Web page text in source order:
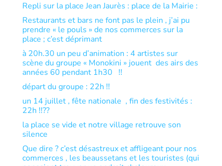
Repli sur la place Jean Jaurès : place de la Mairie :
Restaurants et bars ne font pas le plein , j’ai pu
prendre « le pouls » de nos commerces sur la
place ; c’est déprimant
à 20h.30 un peu d’animation : 4 artistes sur
scène du groupe « Monokini » jouent des airs des
années 60 pendant 1h30 !!
départ du groupe : 22h !!
un 14 juillet , fête nationale , fin des festivités :
22h !!??
la place se vide et notre village retrouve son
silence
Que dire ? c’est désastreux et affligeant pour nos
commerces , les beaussetans et les touristes (qui